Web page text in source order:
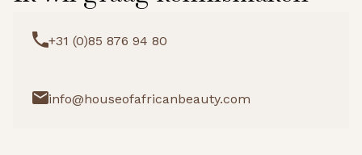
+31 (0)85 876 94 80
info@houseofafricanbeauty.com